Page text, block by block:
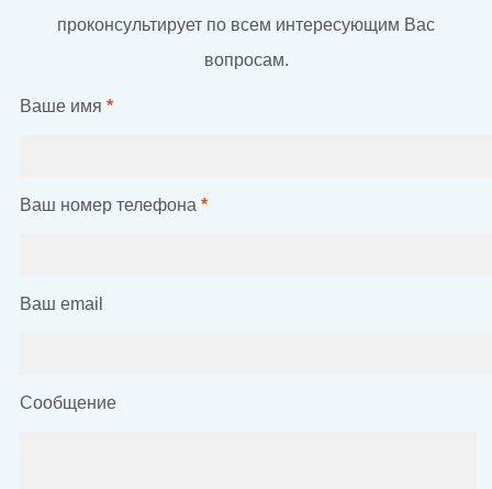
проконсультирует по всем интересующим Вас
вопросам.
Ваше имя *
Ваш номер телефона *
Ваш email
Сообщение